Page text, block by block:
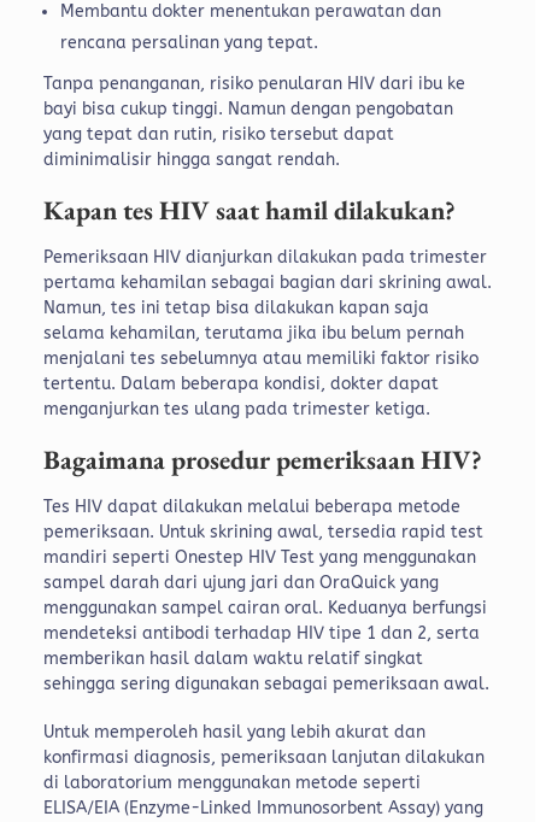
Membantu dokter menentukan perawatan dan
rencana persalinan yang tepat.
Tanpa penanganan, risiko penularan HIV dari ibu ke
bayi bisa cukup tinggi. Namun dengan pengobatan
yang tepat dan rutin, risiko tersebut dapat
diminimalisir hingga sangat rendah.
Kapan tes HIV saat hamil dilakukan?
Pemeriksaan HIV dianjurkan dilakukan pada trimester
pertama kehamilan sebagai bagian dari skrining awal.
Namun, tes ini tetap bisa dilakukan kapan saja
selama kehamilan, terutama jika ibu belum pernah
menjalani tes sebelumnya atau memiliki faktor risiko
tertentu. Dalam beberapa kondisi, dokter dapat
menganjurkan tes ulang pada trimester ketiga.
Bagaimana prosedur pemeriksaan HIV?
Tes HIV dapat dilakukan melalui beberapa metode
pemeriksaan. Untuk skrining awal, tersedia rapid test
mandiri seperti Onestep HIV Test yang menggunakan
sampel darah dari ujung jari dan OraQuick yang
menggunakan sampel cairan oral. Keduanya berfungsi
mendeteksi antibodi terhadap HIV tipe 1 dan 2, serta
memberikan hasil dalam waktu relatif singkat
sehingga sering digunakan sebagai pemeriksaan awal.
Untuk memperoleh hasil yang lebih akurat dan
konfirmasi diagnosis, pemeriksaan lanjutan dilakukan
di laboratorium menggunakan metode seperti
ELISA/EIA (Enzyme-Linked Immunosorbent Assay) yang